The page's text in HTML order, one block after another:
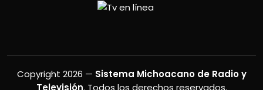
Copyright 2026 — Sistema Michoacano de Radio y